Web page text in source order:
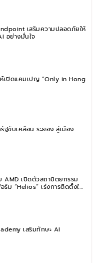
เสริมความปลอดภัยให้
อย่างมั่นใจ
เปิดแคมเปญ “Only in Hong
ฐขับเคลื่อน ระยอง สู่เมือง
AMD เปิดตัวสถาปัตยกรรม
ม “Helios” เร่งการติดตั้งใช้
เสริมทักษะ AI